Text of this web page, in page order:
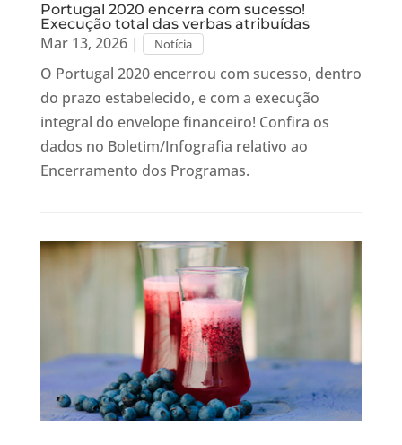
Portugal 2020 encerra com sucesso!
Execução total das verbas atribuídas
Mar 13, 2026| Notícia
O Portugal 2020 encerrou com sucesso, dentro
do prazo estabelecido, e com a execução
integral do envelope financeiro! Confira os
dados no Boletim/Infografia relativo ao
Encerramento dos Programas.